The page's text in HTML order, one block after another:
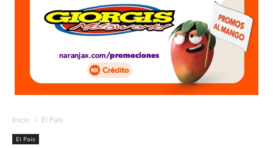
Inicio El Pais
El Pais